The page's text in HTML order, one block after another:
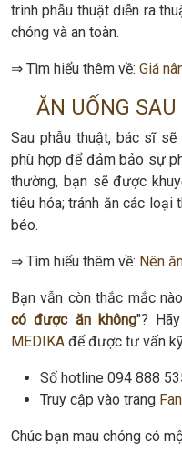
trình phẫu thuật diễn ra
chóng và an toàn.
⇒ Tìm hiểu thêm về: Giá
ĂN UỐNG
Sau phẫu thuật, bác sĩ
phù hợp để đảm bảo sự
thường, bạn sẽ được
tiêu hóa; tránh ăn các loại
béo.
⇒ Tìm hiểu thêm về: Nên
Bạn vẫn còn thắc mắc
có được ăn không"?
MEDIKA để được tư vấn
Số hotline 094 888
Truy cập vào trang
Chúc bạn mau chóng có